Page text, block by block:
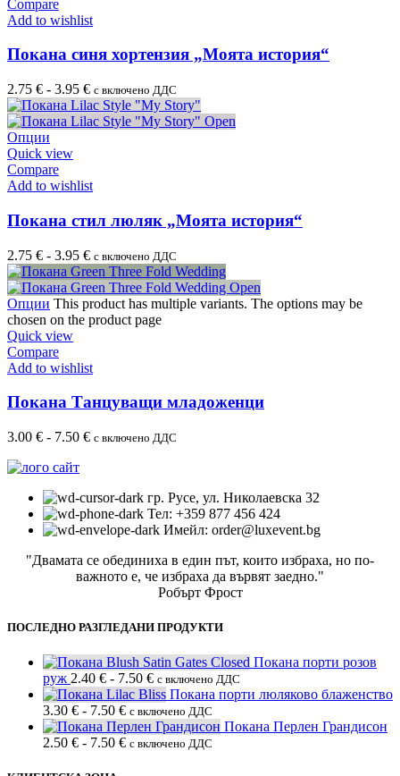
Compare
Add to wishlist
Покана синя хортензия „Моята история“
2.75 € - 3.95 € с включено ДДС
Опции
Quick view
Compare
Add to wishlist
Покана стил люляк „Моята история“
2.75 € - 3.95 € с включено ДДС
Опции This product has multiple variants. The options may be
chosen on the product page
Quick view
Compare
Add to wishlist
Покана Танцуващи младоженци
3.00 € - 7.50 € с включено ДДС
гр. Русе, ул. Николаевска 32
Тел: +359 877 456 424
Имейл: order@luxevent.bg
"Двамата се обединиха в един път, които избраха, но по-
важното е, че избраха да вървят заедно."
Робърт Фрост
ПОСЛЕДНО РАЗГЛЕДАНИ ПРОДУКТИ
Покана порти розов
руж 2.40 € - 7.50 € с включено ДДС
Покана порти люляково блаженство
3.30 € - 7.50 € с включено ДДС
Покана Перлен Грандисон
2.50 € - 7.50 € с включено ДДС